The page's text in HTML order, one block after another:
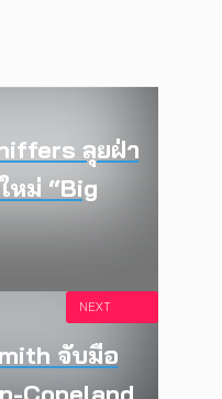
ลุยฝ่า
หม่ “Big
จับมือ
NEXT